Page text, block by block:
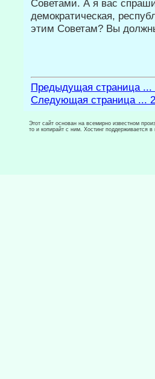
Советами. А я вас
демократическая,
этим Советам? Вы
Предыдущая страница ...
Следующая страница ...
Этот сайт основан на всемирно известном
то и копирайт с ним. Хостинг поддерживается